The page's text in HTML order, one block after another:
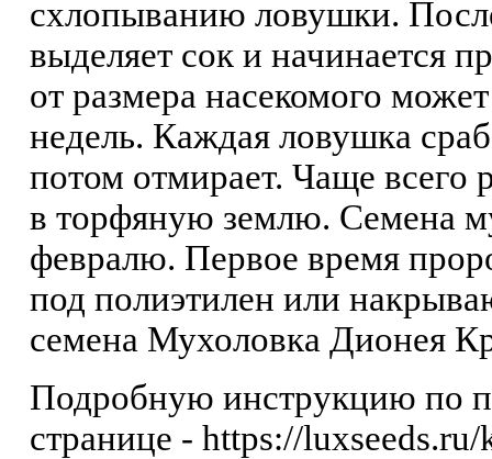
схлопыванию ловушки.
выделяет сок и начинается
от размера насекомого
недель. Каждая ловушка
потом отмирает. Чаще
в торфяную землю. Семена
февралю. Первое время
под полиэтилен или
семена Мухоловка Дионея
Подробную инструкцию по
странице - https://